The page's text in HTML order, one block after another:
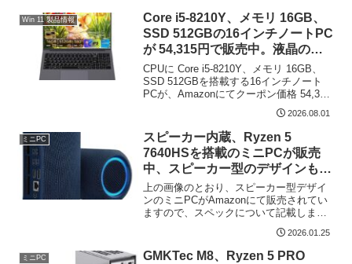
Win 11 製品情報
Core i5-8210Y、メモリ 16GB、
SSD 512GBの16インチノートPC
が 54,315円で販売中。液晶のア
スペクト比は 16:10
CPUに Core i5-8210Y、メモリ 16GB、
SSD 512GBを搭載する16インチノート
PCが、Amazonにてクーポン価格 54,315
円で販売中です（2026年8月1日現在）。
CPUは旧世代の2コア 4スレッドでありラ
イトユ...
2026.08.01
ミニPC
スピーカー内蔵、Ryzen 5
7640HSを搭載のミニPCが販売
中、スピーカー型のデザインも特
徴
上の画像のとおり、スピーカー型デザイ
ンのミニPCがAmazonにて販売されてい
ますので、スペックについて記載しま
す。5W x 2のスピーカーをビルトイン
し、基本スペックは AMD Ryzen 5
7640HSにDDR5 16GB メモリ、フ...
2026.01.25
ミニPC
GMKTec M8、Ryzen 5 PRO